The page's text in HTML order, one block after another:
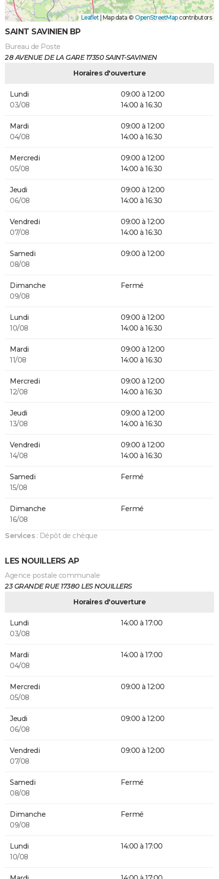
Leaflet Map data © OpenStreetMapcontributors
SAINT SAVINIEN BP
Bureau de Poste
28 AVENUE DE LA GARE 17350 SAINT-SAVINIEN
Horaires d'ouverture
Lundi
03/08
09:00 à 12:00
14:00 à 16:30
Mardi
04/08
09:00 à 12:00
14:00 à 16:30
Mercredi
05/08
09:00 à 12:00
14:00 à 16:30
Jeudi
06/08
09:00 à 12:00
14:00 à 16:30
Vendredi
07/08
09:00 à 12:00
14:00 à 16:30
Samedi
08/08
09:00 à 12:00
Dimanche
09/08
Fermé
Lundi
10/08
09:00 à 12:00
14:00 à 16:30
Mardi
11/08
09:00 à 12:00
14:00 à 16:30
Mercredi
12/08
09:00 à 12:00
14:00 à 16:30
Jeudi
13/08
09:00 à 12:00
14:00 à 16:30
Vendredi
14/08
09:00 à 12:00
14:00 à 16:30
Samedi
15/08
Fermé
Dimanche
16/08
Fermé
Services: Dépôt de chèque
LES NOUILLERS AP
Agence postale communale
23 GRANDE RUE 17380 LES NOUILLERS
Horaires d'ouverture
Lundi
03/08
14:00 à 17:00
Mardi
04/08
14:00 à 17:00
Mercredi
05/08
09:00 à 12:00
Jeudi
06/08
09:00 à 12:00
Vendredi
07/08
09:00 à 12:00
Samedi
08/08
Fermé
Dimanche
09/08
Fermé
Lundi
10/08
14:00 à 17:00